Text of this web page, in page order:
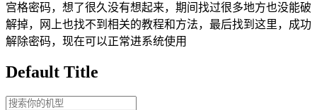
宫格密码，想了很久没有想起来，期间找过很多地方也没能破
解掉，网上也找不到相关的教程和方法，最后找到这里，成功
解除密码，现在可以正常进系统使用
Default Title